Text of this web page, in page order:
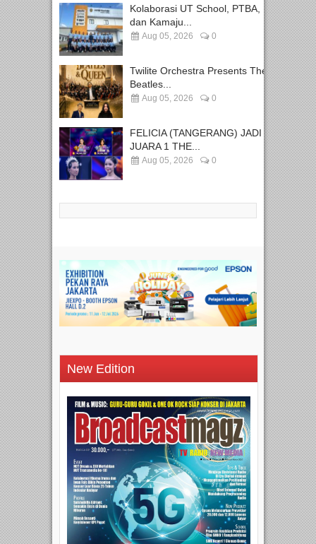
Kolaborasi UT School, PTBA,
dan Kamaju...
Aug 05, 2026 0
Twilite Orchestra Presents The
Beatles...
Aug 05, 2026 0
FELICIA (TANGERANG) JADI
JUARA 1 THE...
Aug 05, 2026 0
New Edition